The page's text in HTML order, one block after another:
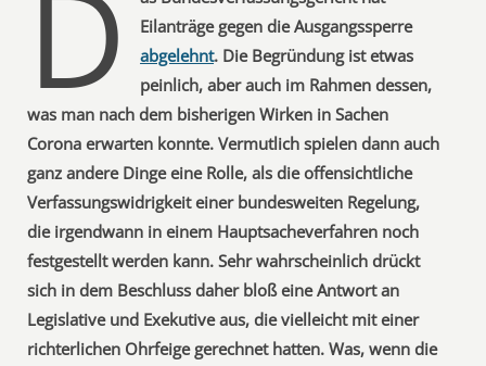
Eilanträge gegen die Ausgangssperre
abgelehnt. Die Begründung ist etwas
peinlich, aber auch im Rahmen dessen,
was man nach dem bisherigen Wirken in Sachen
Corona erwarten konnte. Vermutlich spielen dann auch
ganz andere Dinge eine Rolle, als die offensichtliche
Verfassungswidrigkeit einer bundesweiten Regelung,
die irgendwann in einem Hauptsacheverfahren noch
festgestellt werden kann. Sehr wahrscheinlich drückt
sich in dem Beschluss daher bloß eine Antwort an
Legislative und Exekutive aus, die vielleicht mit einer
richterlichen Ohrfeige gerechnet hatten. Was, wenn die